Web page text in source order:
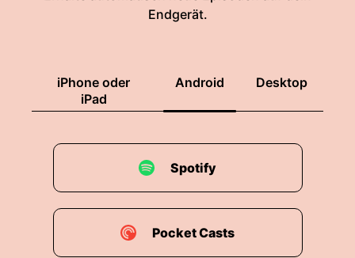
Endgerät.
iPhone oder
iPad
Android Desktop
Spotify
Pocket Casts